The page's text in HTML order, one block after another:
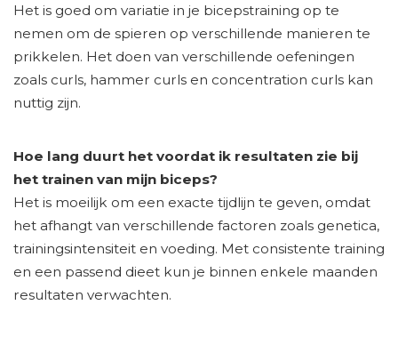
Het is goed om variatie in je bicepstraining op te
nemen om de spieren op verschillende manieren te
prikkelen. Het doen van verschillende oefeningen
zoals curls, hammer curls en concentration curls kan
nuttig zijn.
Hoe lang duurt het voordat ik resultaten zie bij
het trainen van mijn biceps?
Het is moeilijk om een exacte tijdlijn te geven, omdat
het afhangt van verschillende factoren zoals genetica,
trainingsintensiteit en voeding. Met consistente training
en een passend dieet kun je binnen enkele maanden
resultaten verwachten.